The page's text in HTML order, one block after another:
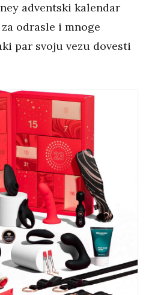
adventski kalendar
odrasle i mnoge
par svoju vezu dovesti